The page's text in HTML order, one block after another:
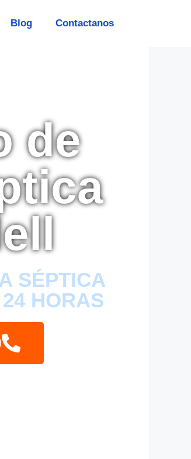
Blog Contactanos
de
SÉPTICA
HORAS